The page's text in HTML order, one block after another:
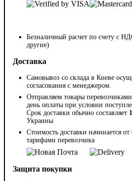
Безналичный расчет по счету
другие)
Доставка
Самовывоз со склада в Киеве
согласования с менеджером.
Отправляем товары
день оплаты при условии
Срок доставки обычно составляет
Украины
Стоимость доставки начинается от
тарифами перевозчика
Защита покупки